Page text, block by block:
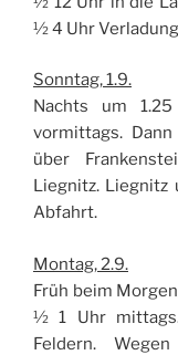
½ 4 Uhr
Sonntag, 1.9.
Nachts um
vormittags.
über
Liegnitz. Liegnitz
Abfahrt.
Montag, 2.9.
Früh beim
½ 1 Uhr
Feldern.